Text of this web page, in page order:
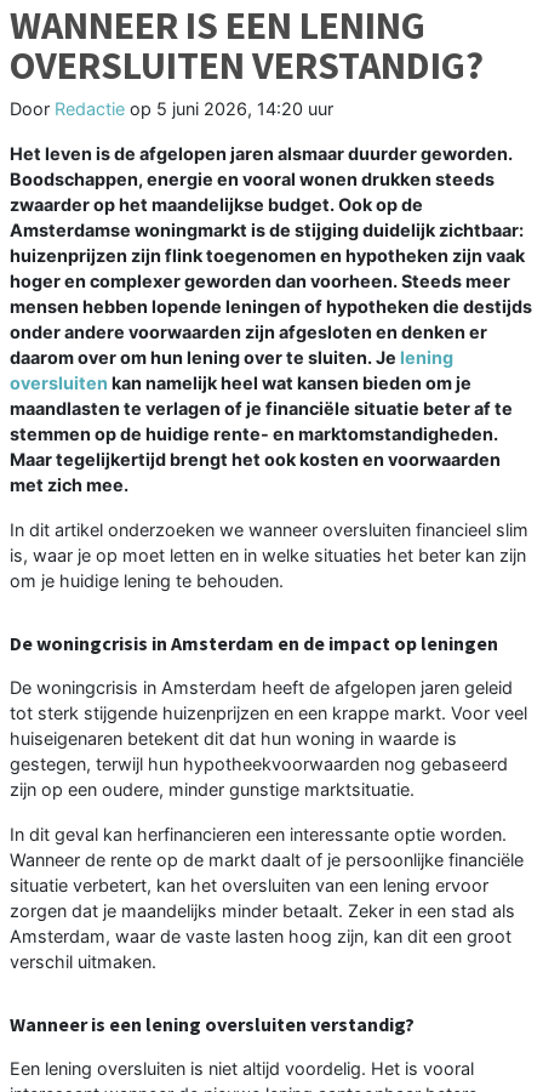
WANNEER IS EEN LENING
OVERSLUITEN VERSTANDIG?
Door Redactie op 5 juni 2026, 14:20 uur
Het leven is de afgelopen jaren alsmaar duurder geworden.
Boodschappen, energie en vooral wonen drukken steeds
zwaarder op het maandelijkse budget. Ook op de
Amsterdamse woningmarkt is de stijging duidelijk zichtbaar:
huizenprijzen zijn flink toegenomen en hypotheken zijn vaak
hoger en complexer geworden dan voorheen. Steeds meer
mensen hebben lopende leningen of hypotheken die destijds
onder andere voorwaarden zijn afgesloten en denken er
daarom over om hun lening over te sluiten. Je lening
oversluiten kan namelijk heel wat kansen bieden om je
maandlasten te verlagen of je financiële situatie beter af te
stemmen op de huidige rente- en marktomstandigheden.
Maar tegelijkertijd brengt het ook kosten en voorwaarden
met zich mee.
In dit artikel onderzoeken we wanneer oversluiten financieel slim
is, waar je op moet letten en in welke situaties het beter kan zijn
om je huidige lening te behouden.
De woningcrisis in Amsterdam en de impact op leningen
De woningcrisis in Amsterdam heeft de afgelopen jaren geleid
tot sterk stijgende huizenprijzen en een krappe markt. Voor veel
huiseigenaren betekent dit dat hun woning in waarde is
gestegen, terwijl hun hypotheekvoorwaarden nog gebaseerd
zijn op een oudere, minder gunstige marktsituatie.
In dit geval kan herfinancieren een interessante optie worden.
Wanneer de rente op de markt daalt of je persoonlijke financiële
situatie verbetert, kan het oversluiten van een lening ervoor
zorgen dat je maandelijks minder betaalt. Zeker in een stad als
Amsterdam, waar de vaste lasten hoog zijn, kan dit een groot
verschil uitmaken.
Wanneer is een lening oversluiten verstandig?
Een lening oversluiten is niet altijd voordelig. Het is vooral